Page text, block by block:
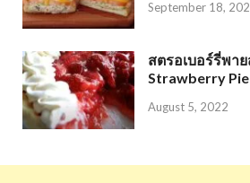
September 18,
สตรอเบอร์รี่พา
Strawberry Pie
August 5, 2022